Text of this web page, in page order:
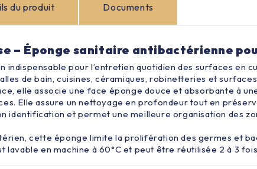
du produit Documents
– Éponge sanitaire antibactérienne
indispensable pour l’entretien quotidien des surfaces
de bain, cuisines, céramiques, robinetteries et
elle associe une face éponge douce et absorbante à
Elle assure un nettoyage en profondeur tout en
identification et permet une meilleure organisation des
cette éponge limite la prolifération des germes et
lavable en machine à 60°C et peut être réutilisée 2 à 3